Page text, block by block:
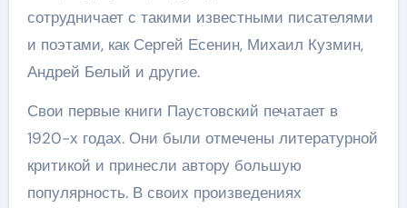
сотрудничает с такими известными писателями
и поэтами, как Сергей Есенин, Михаил Кузмин,
Андрей Белый и другие.
Свои первые книги Паустовский печатает в
1920-х годах. Они были отмечены литературной
критикой и принесли автору большую
популярность. В своих произведениях